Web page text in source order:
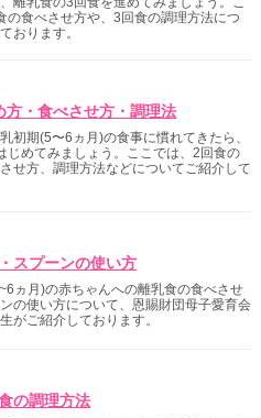
の食べさせ方や、3回食の調理方法につ
おります。
方・食べさせ方・調理法
初期(5〜6ヵ月)の食事に慣れてきたら、
じめてみましょう。ここでは、2回食の
せ方、調理方法などについてご紹介して
スプーンの使い方
ヵ月)の赤ちゃんへの離乳食の食べさせ
の使い方について、恩賜財団母子愛育会
がご紹介しております。
の調理方法